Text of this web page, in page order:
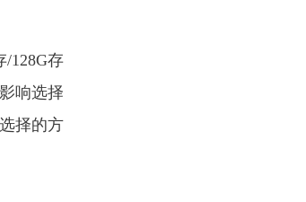
/128G存
响选择
择的方